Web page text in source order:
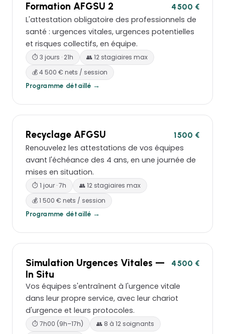
Formation AFGSU 2 4 500 €
L'attestation obligatoire des professionnels de
santé : urgences vitales, urgences potentielles
et risques collectifs, en équipe.
⏱ 3 jours · 21h
👥 12 stagiaires max
💰 4 500 € nets / session
Programme détaillé →
Recyclage AFGSU 1 500 €
Renouvelez les attestations de vos équipes
avant l'échéance des 4 ans, en une journée de
mises en situation.
⏱ 1 jour · 7h
👥 12 stagiaires max
💰 1 500 € nets / session
Programme détaillé →
Simulation Urgences Vitales —
In Situ
4 500 €
Vos équipes s'entraînent à l'urgence vitale
dans leur propre service, avec leur chariot
d'urgence et leurs protocoles.
⏱ 7h00 (9h–17h)
👥 8 à 12 soignants